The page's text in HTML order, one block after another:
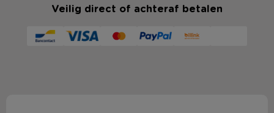
Veilig direct of achteraf betalen